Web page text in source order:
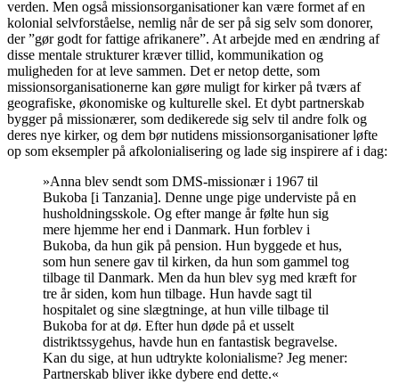
verden. Men også missionsorganisationer kan være formet af en
kolonial selvforståelse, nemlig når de ser på sig selv som donorer,
der ”gør godt for fattige afrikanere”. At arbejde med en ændring af
disse mentale strukturer kræver tillid, kommunikation og
muligheden for at leve sammen. Det er netop dette, som
missionsorganisationerne kan gøre muligt for kirker på tværs af
geografiske, økonomiske og kulturelle skel. Et dybt partnerskab
bygger på missionærer, som dedikerede sig selv til andre folk og
deres nye kirker, og dem bør nutidens missionsorganisationer løfte
op som eksempler på afkolonialisering og lade sig inspirere af i dag:
»Anna blev sendt som DMS-missionær i 1967 til
Bukoba [i Tanzania]. Denne unge pige underviste på en
husholdningsskole. Og efter mange år følte hun sig
mere hjemme her end i Danmark. Hun forblev i
Bukoba, da hun gik på pension. Hun byggede et hus,
som hun senere gav til kirken, da hun som gammel tog
tilbage til Danmark. Men da hun blev syg med kræft for
tre år siden, kom hun tilbage. Hun havde sagt til
hospitalet og sine slægtninge, at hun ville tilbage til
Bukoba for at dø. Efter hun døde på et usselt
distriktssygehus, havde hun en fantastisk begravelse.
Kan du sige, at hun udtrykte kolonialisme? Jeg mener:
Partnerskab bliver ikke dybere end dette.«